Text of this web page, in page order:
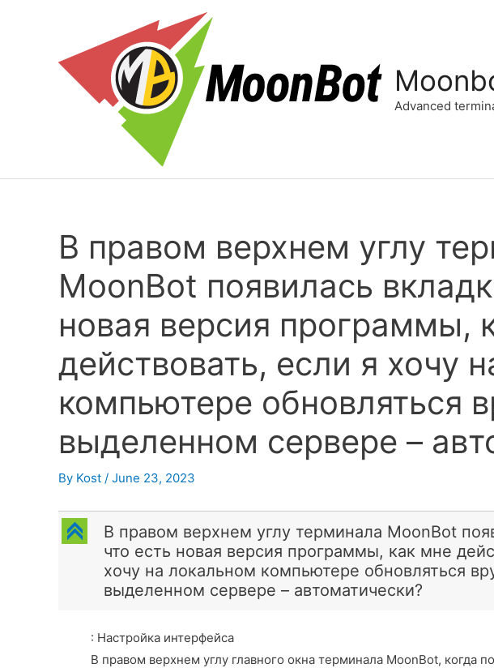
Advanced
В правом верхнем углу
MoonBot появилась
новая версия программы,
действовать, если я хочу
компьютере обновляться
выделенном сервере –
By Kost / June 23, 2023
C
В правом верхнем углу терминала MoonBot
что есть новая версия программы, как мне
хочу на локальном компьютере обновляться
выделенном сервере – автоматически?
: Настройка интерфейса
В правом верхнем углу главного окна терминала MoonBot, когда